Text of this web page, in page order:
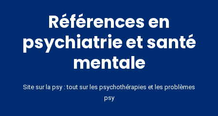
Références en
psychiatrie et santé
mentale
Site sur la psy : tout sur les psychothérapies et les problèmes
psy